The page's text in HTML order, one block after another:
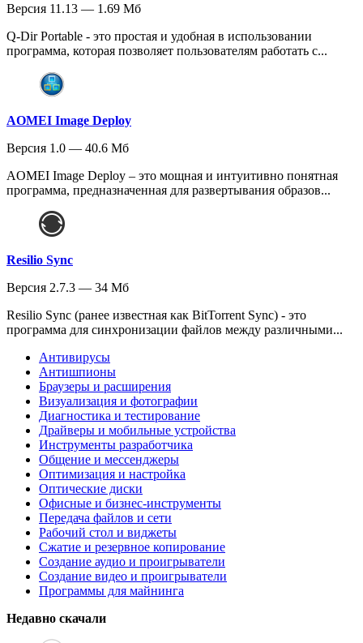
Версия 11.13 — 1.69 Мб
Q-Dir Portable - это простая и удобная в использовании
программа, которая позволяет пользователям работать с...
AOMEI Image Deploy
Версия 1.0 — 40.6 Мб
AOMEI Image Deploy – это мощная и интуитивно понятная
программа, предназначенная для развертывания образов...
Resilio Sync
Версия 2.7.3 — 34 Мб
Resilio Sync (ранее известная как BitTorrent Sync) - это
программа для синхронизации файлов между различными...
Антивирусы
Антишпионы
Браузеры и расширения
Визуализация и фотографии
Диагностика и тестирование
Драйверы и мобильные устройства
Инструменты разработчика
Общение и мессенджеры
Оптимизация и настройка
Оптические диски
Офисные и бизнес-инструменты
Передача файлов и сети
Рабочий стол и виджеты
Сжатие и резервное копирование
Создание аудио и проигрыватели
Создание видео и проигрыватели
Программы для майнинга
Недавно скачали